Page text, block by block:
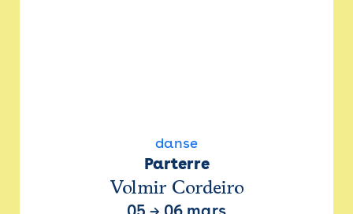
danse
Parterre
Volmir Cordeiro